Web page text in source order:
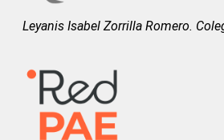
Leyanis Isabel Zorrilla Romero.